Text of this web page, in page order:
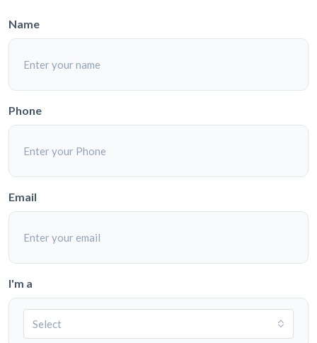
Name
Phone
Email
I'm a
Select